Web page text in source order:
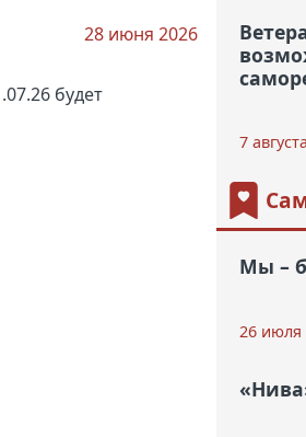
28 июня 2026
будет
7
Мы –
26 июля